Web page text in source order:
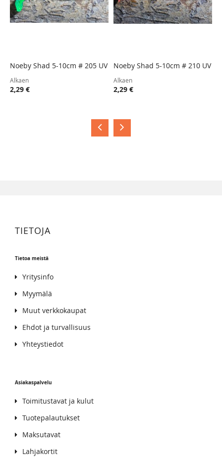
TOIVELISTA
Noeby Shad 5-10cm # 205 UV
Alkaen
2,29 €
TOIVELISTA
Noeby Shad 5-10cm # 210 UV
Alkaen
2,29 €
TIETOJA
Tietoa meistä
Yritysinfo
Myymälä
Muut verkkokaupat
Ehdot ja turvallisuus
Yhteystiedot
Asiakaspalvelu
Toimitustavat ja kulut
Tuotepalautukset
Maksutavat
Lahjakortit